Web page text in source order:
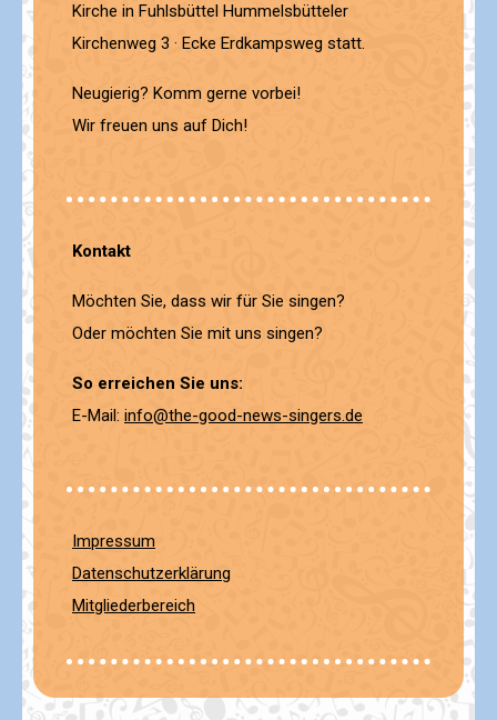
Kirche in Fuhlsbüttel Hummelsbütteler
Kirchenweg 3 · Ecke Erdkampsweg statt.
Neugierig? Komm gerne vorbei!
Wir freuen uns auf Dich!
Kontakt
Möchten Sie, dass wir für Sie singen?
Oder möchten Sie mit uns singen?
So erreichen Sie uns:
E-Mail: info@the-good-news-singers.de
Impressum
Datenschutzerklärung
Mitgliederbereich